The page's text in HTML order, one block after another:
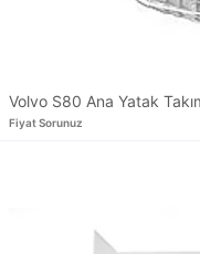
Volvo S80 Ana Yatak
Fiyat Sorunuz